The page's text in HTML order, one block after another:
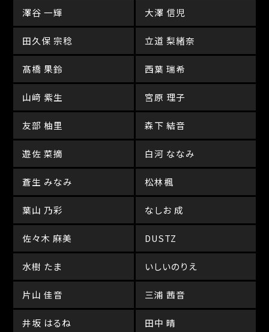
澤谷 一輝 大澤 信児
田久保 宗稔 立道 梨緒奈
髙橋 果鈴 西葉 瑞希
山﨑 紫生 宮原 理子
友部 柚里 森下 結音
遊佐 菜摘 白河 ななみ
蒼生 みなみ 松林楓
葉山 乃彩 なしお 成
佐々木 麻美 DUSTZ
水樹 たま いしいのりえ
片山 佳音 三浦 茜音
井坂 はるね 田中 晴